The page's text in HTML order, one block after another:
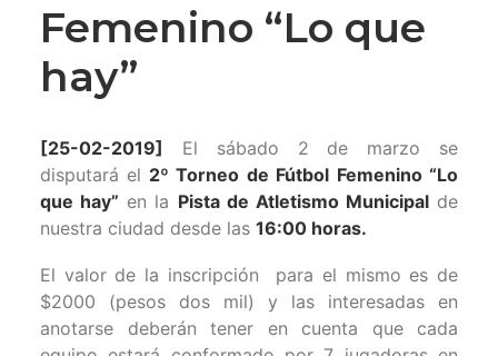
Femenino “Lo que
hay”
[25-02-2019]
El sábado 2 de marzo se
disputará el 2º Torneo de Fútbol Femenino “Lo
que hay” en la Pista de Atletismo Municipalde
nuestra ciudad desde las 16:00 horas.
El valor de la inscripción para el mismo es de
$2000 (pesos dos mil) y las interesadas en
anotarse deberán tener en cuenta que cada